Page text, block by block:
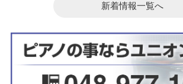
新着情報一覧へ